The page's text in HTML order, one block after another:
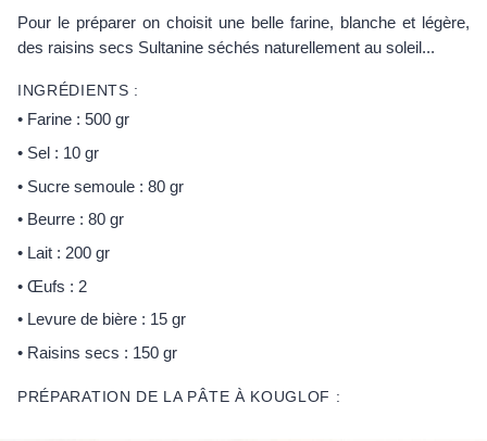
Pour le préparer on choisit une belle farine, blanche et légère,
des raisins secs Sultanine séchés naturellement au soleil...
INGRÉDIENTS :
• Farine : 500 gr
• Sel : 10 gr
• Sucre semoule : 80 gr
• Beurre : 80 gr
• Lait : 200 gr
• Œufs : 2
• Levure de bière : 15 gr
• Raisins secs : 150 gr
PRÉPARATION DE LA PÂTE À KOUGLOF :